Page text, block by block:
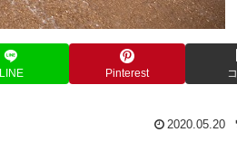
LINE Pinterest
2020.05.20